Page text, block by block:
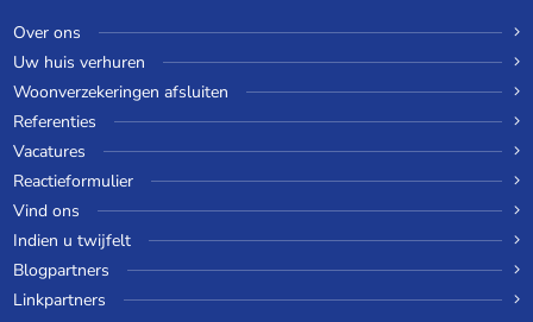
Over ons
Uw huis verhuren
Woonverzekeringen afsluiten
Referenties
Vacatures
Reactieformulier
Vind ons
Indien u twijfelt
Blogpartners
Linkpartners